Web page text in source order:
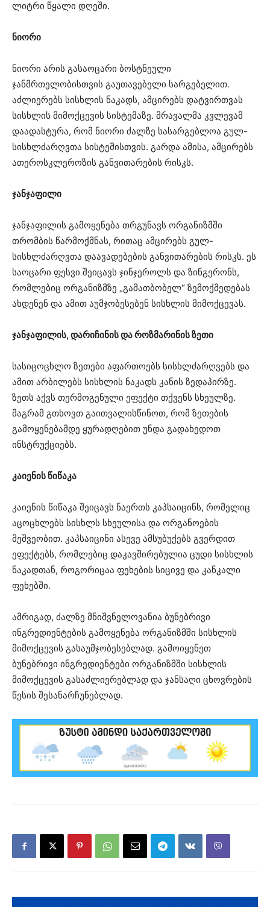
ლიტრი წყალი დღეში.
ნიორი
ნიორი არის გასაოცარი ბოსტნეული
ჯანმრთელობისთვის გაუთავებელი სარგებელით.
აძლიერებს სისხლის ნაკადს, ამცირებს დატვირთვას
სისხლის მიმოქცევის სისტემაზე. მრავალმა კვლევამ
დაადასტურა, რომ ნიორი ძალზე სასარგებლოა გულ-
სისხლძარღვთა სისტემისთვის. გარდა ამისა, ამცირებს
ათეროსკლეროზის განვითარების რისკს.
ჯანჯაფილი
ჯანჯაფილის გამოყენება თრგუნავს ორგანიზმში
თრომბის წარმოქმნას, რითაც ამცირებს გულ-
სისხლძარღვთა დაავადებების განვითარების რისკს. ეს
საოცარი ფესვი შეიცავს ჯინჯეროლს და ზინგერონს,
რომლებიც ორგანიზმზე „გამათბობელ“ ზემოქმედებას
ახდენენ და ამით აუმჯობესებენ სისხლის მიმოქცევას.
ჯანჯაფილის, დარიჩინის და როზმარინის ზეთი
სასიცოცხლო ზეთები აფართოებს სისხლძარღვებს და
ამით არბილებს სისხლის ნაკადს კანის ზედაპირზე.
ზეთს აქვს თერმოგენული ეფექტი თქვენს სხეულზე.
მაგრამ გთხოვთ გაითვალისწინოთ, რომ ზეთების
გამოყენებამდე ყურადღებით უნდა გადახედოთ
ინსტრუქციებს.
კაიენის წიწაკა
კაიენის წიწაკა შეიცავს ნაერთს კაპსაიცინს, რომელიც
აცოცხლებს სისხლს სხეულისა და ორგანოების
მეშვეობით. კაპსაიცინი ასევე ამსუბუქებს გვერდით
ეფექტებს, რომლებიც დაკავშირებულია ცუდი სისხლის
ნაკადთან, როგორიცაა ფეხების სიცივე და კანკალი
ფეხებში.
ამრიგად, ძალზე მნიშვნელოვანია ბუნებრივი
ინგრედიენტების გამოყენება ორგანიზმში სისხლის
მიმოქცევის გასაუმჯობესებლად. გამოიყენეთ
ბუნებრივი ინგრედიენტები ორგანიზმში სისხლის
მიმოქცევის გასაძლიერებლად და ჯანსაღი ცხოვრების
წესის შესანარჩუნებლად.